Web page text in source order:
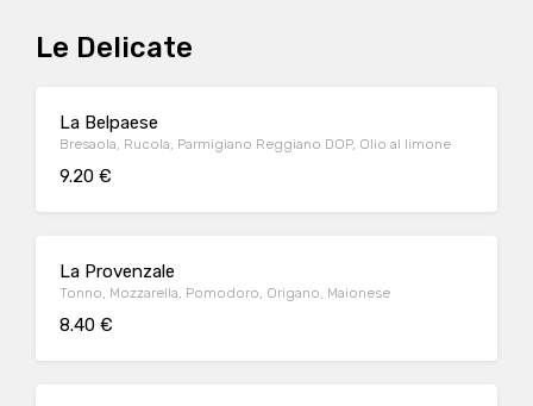
Le Delicate
La Belpaese
Bresaola, Rucola, Parmigiano Reggiano DOP, Olio al limone
9.20 €
La Provenzale
Tonno, Mozzarella, Pomodoro, Origano, Maionese
8.40 €